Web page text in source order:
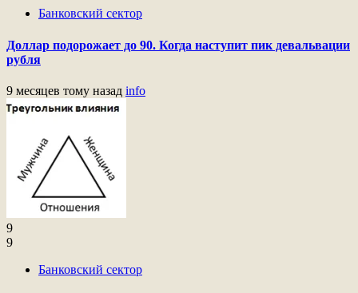
Банковский сектор
Доллар подорожает до 90. Когда наступит пик девальвации
рубля
9 месяцев тому назад info
9
9
Банковский сектор